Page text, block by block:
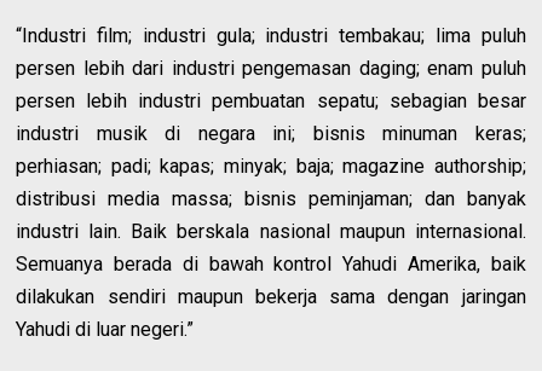
“Industri film; industri gula; industri tembakau; lima puluh
persen lebih dari industri pengemasan daging; enam puluh
persen lebih industri pembuatan sepatu; sebagian besar
industri musik di negara ini; bisnis minuman keras;
perhiasan; padi; kapas; minyak; baja; magazine authorship;
distribusi media massa; bisnis peminjaman; dan banyak
industri lain. Baik berskala nasional maupun internasional.
Semuanya berada di bawah kontrol Yahudi Amerika, baik
dilakukan sendiri maupun bekerja sama dengan jaringan
Yahudi di luar negeri.”